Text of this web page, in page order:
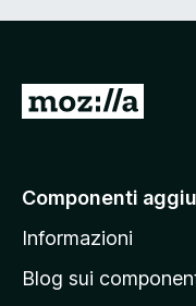
V
a
l
a
Componenti
Informazioni
Blog sui